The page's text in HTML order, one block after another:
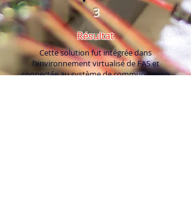
3
Résultat
Cette solution fut intégrée dans
l'environnement virtualisé de FAS et
connectée au système de communication